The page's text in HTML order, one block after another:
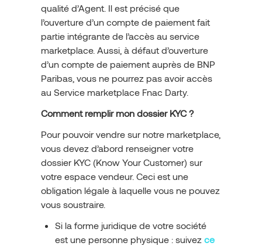
qualité d’Agent. Il est précisé que
l’ouverture d’un compte de paiement fait
partie intégrante de l’accès au service
marketplace. Aussi, à défaut d’ouverture
d’un compte de paiement auprès de BNP
Paribas, vous ne pourrez pas avoir accès
au Service marketplace Fnac Darty.
Comment remplir mon dossier KYC ?
Pour pouvoir vendre sur notre marketplace,
vous devez d’abord renseigner votre
dossier KYC (Know Your Customer) sur
votre espace vendeur. Ceci est une
obligation légale à laquelle vous ne pouvez
vous soustraire.
Si la forme juridique de votre société
est une personne physique : suivez ce